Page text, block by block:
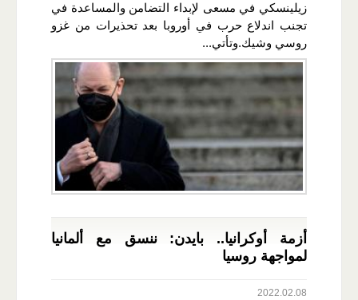
زيلينسكي في مسعى لإبداء التضامن والمساعدة في
تجنب اندلاع حرب في أوروبا بعد تحذيرات من غزو
روسي وشيك.وتأتي...
أزمة أوكرانيا.. بايدن: ننسق مع ألمانيا
لمواجهة روسيا
2022.02.08